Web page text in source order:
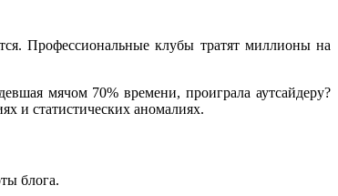
Профессиональные клубы тратят миллионы на
мячом 70% времени, проиграла аутсайдеру?
и статистических аномалиях.
блога.